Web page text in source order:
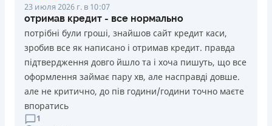
23 июля 2026 г. в 10:07
отримав кредит - все нормально
потрібні були гроші, знайшов сайт кредит каси,
зробив все як написано і отримав кредит. правда
підтвердження довго йшло та і хоча пишуть, що все
оформлення займає пару хв, але насправді довше.
але не критично, до пів години/години точно маєте
впоратись
1